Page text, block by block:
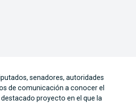
senadores, autoridades
de comunicación a conocer el
proyecto en el que la